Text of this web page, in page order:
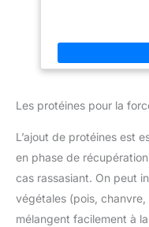
goûter ou à tout
FLOCONS
élaboré à partir de
biologique, sans
naturellement
Fabriqué en
SAVOURER CES
dégustent en les
être incorporés
depuis 1988, Bjorg
gourmandes aux
en augmentant
Les protéines pour la
L’ajout de protéines est
en phase de
cas rassasiant. On peut
végétales (pois,
mélangent facilement à